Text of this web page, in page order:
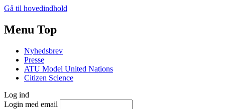
Gå til hovedindhold
Menu Top
Nyhedsbrev
Presse
ATU Model United Nations
Citizen Science
Log ind
Login med email